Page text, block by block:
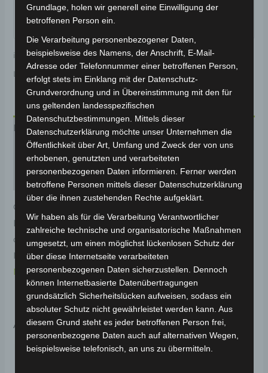
inkl. 19 % MwSt.Kostenloser Versand
Lieferzeit:
Beschreibung
Produktsicherheit
Rezensionen (0)
Original-Ersatzteil für den Elektro-Scooter VSX.
Dekorative abdeckung rechts-mattschwarz (2020) für
optimale Funktionalität und Haltbarkeit. Weitere
Informationen zum Fahrzeug findest du hier:
Motor Elektro-Scooter VSX .
Ähnliche Produkte
Grundlage, holen wir generell eine Einwilligung der
betroffenen Person ein.
Die Verarbeitung personenbezogener Daten,
beispielsweise des Namens, der Anschrift, E-Mail-
Adresse oder Telefonnummer einer betroffenen Person,
erfolgt stets im Einklang mit der Datenschutz-
Grundverordnung und in Übereinstimmung mit den für
uns geltenden landesspezifischen
Datenschutzbestimmungen. Mittels dieser
Datenschutzerklärung möchte unser Unternehmen die
Öffentlichkeit über Art, Umfang und Zweck der von uns
erhobenen, genutzten und verarbeiteten
personenbezogenen Daten informieren. Ferner werden
betroffene Personen mittels dieser Datenschutzerklärung
über die ihnen zustehenden Rechte aufgeklärt.
Wir haben als für die Verarbeitung Verantwortlicher
zahlreiche technische und organisatorische Maßnahmen
umgesetzt, um einen möglichst lückenlosen Schutz der
über diese Internetseite verarbeiteten
personenbezogenen Daten sicherzustellen. Dennoch
können Internetbasierte Datenübertragungen
grundsätzlich Sicherheitslücken aufweisen, sodass ein
absoluter Schutz nicht gewährleistet werden kann. Aus
diesem Grund steht es jeder betroffenen Person frei,
personenbezogene Daten auch auf alternativen Wegen,
beispielsweise telefonisch, an uns zu übermitteln.